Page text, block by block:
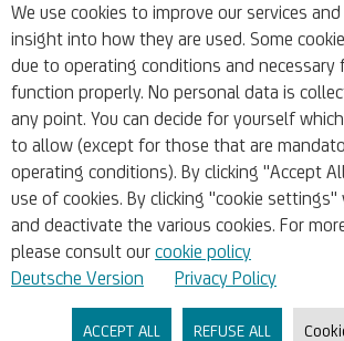
We use cookies to improve our services
insight into how they are used. Some
due to operating conditions and
function properly. No personal data is
any point. You can decide for yourself
to allow (except for those that are
operating conditions). By clicking "Accept
use of cookies. By clicking "cookie settings"
and deactivate the various cookies. For
please consult our cookie policy
Deutsche Version
Privacy Policy
ACCEPT ALL REFUSE ALL
Rechtliches
Unsere AGB
Aushang
Datenschutz
Ihre Cookie-Einstellungen